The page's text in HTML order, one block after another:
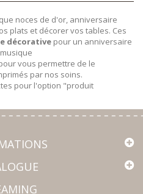
noces de d'or, anniversaire
plats et décorer vos tables. Ces
décorative pour un anniversaire
vous permettre de le
par nos soins.
pour l'option "produit